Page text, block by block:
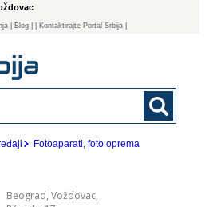
Blog | Kontaktirajte Portal Srbija |
Fotoaparati, foto oprema
Beograd,Voždovac,